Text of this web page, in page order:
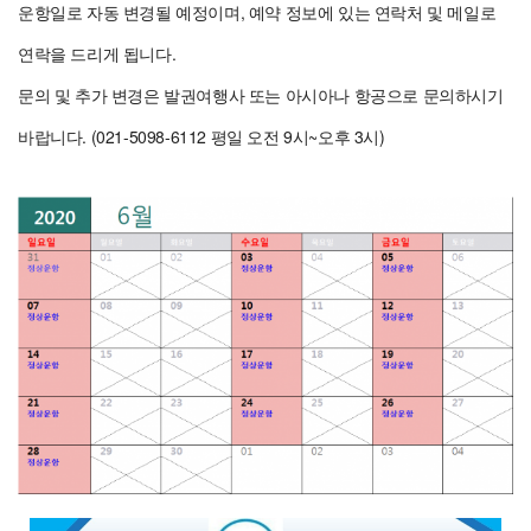
운항일로 자동 변경될 예정이며, 예약 정보에 있는 연락처 및 메일로
연락을 드리게 됩니다.
문의 및 추가 변경은 발권여행사 또는 아시아나 항공으로 문의하시기
바랍니다. (021-5098-6112 평일 오전 9시~오후 3시)